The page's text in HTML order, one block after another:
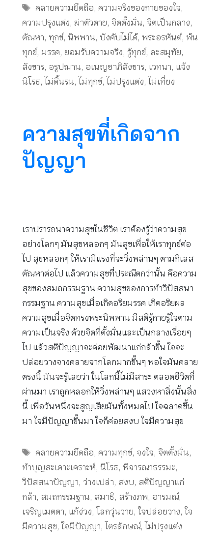
Tags
คลายความยึดถือ,ความจริงของกายของใจ,
ความปรุงแต่ง, ฆ่าตัวตาย, จิตตั้งมั่น, จิตเป็นกลาง,
ตัณหา, ทุกข์, นิพพาน, บังคับไม่ได้, พระอรหันต์, พ้น
ทุกข์, มรรค, ยอมรับความจริง, รู้ทุกข์, ละสมุทัย,
สังขาร, อรูปฌาน, อเนญชาภิสังขาร, เวทนา, แจ้ง
นิโรธ, ไม่ดิ้นรน, ไม่ทุกข์, ไม่ปรุงแต่ง, ไม่เที่ยง
ความสุขที่เกิดจาก
ปัญญา
เราปรารถนาความสุขในชีวิต เราต้องรู้ว่าความสุข
อย่างโลกๆ มันสุขหลอกๆ มันสุขเพื่อให้เราทุกข์ต่อ
ไป สุขหลอกๆ ให้เรามีแรงที่จะวิ่งพล่านๆ ตามกิเลส
ตัณหาต่อไป แล้วความสุขที่ประณีตกว่านั้น คือความ
สุขของสมถกรรมฐาน ความสุขของการทำวิปัสสนา
กรรมฐาน ความสุขเมื่อเกิดอริยมรรค เกิดอริยผล
ความสุขเมื่อจิตทรงพระนิพพาน มีสติรู้กายรู้ใจตาม
ความเป็นจริง ด้วยจิตที่ตั้งมั่นและเป็นกลางเรื่อยๆ
ไป แล้วสติปัญญาจะค่อยพัฒนาแก่กล้าขึ้น ใจจะ
ปล่อยวางจางคลายจากโลกมากขึ้นๆ พอใจมันคลาย
ตรงนี้ มันจะรู้เลยว่า ในโลกนี้ไม่มีสาระ ตลอดชีวิตที่
ผ่านมา เราถูกหลอกให้วิ่งพล่านๆ แสวงหาสิ่งนั้นสิ่ง
นี้ เพื่อวันหนึ่งจะสูญเสียมันทั้งหมดไป ใจฉลาดขึ้น
มา ใจมีปัญญาขึ้นมา ใจก็ค่อยสงบ ใจมีความสุข
Tags
คลายความยึดถือ,ความทุกข์, จงใจ, จิตตั้งมั่น,
ทำบุญสะเดาะเคราะห์, นิโรธ, พิจารณาธรรมะ,
วิปัสสนาปัญญา, ว่างเปล่า, สงบ, สติปัญญาแก่
กล้า, สมถกรรมฐาน, สมาธิ, สร้างภพ, อารมณ์,
เจริญเมตตา, แก้ง่วง, โลกวุ่นวาย, ใจปล่อยวาง, ใจ
มีความสุข, ใจมีปัญญา, ไตรลักษณ์, ไม่ปรุงแต่ง